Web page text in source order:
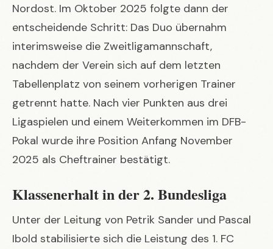
Nordost. Im Oktober 2025 folgte dann der
entscheidende Schritt: Das Duo übernahm
interimsweise die Zweitligamannschaft,
nachdem der Verein sich auf dem letzten
Tabellenplatz von seinem vorherigen Trainer
getrennt hatte. Nach vier Punkten aus drei
Ligaspielen und einem Weiterkommen im DFB-
Pokal wurde ihre Position Anfang November
2025 als Cheftrainer bestätigt.
Klassenerhalt in der 2. Bundesliga
Unter der Leitung von Petrik Sander und Pascal
Ibold stabilisierte sich die Leistung des 1. FC